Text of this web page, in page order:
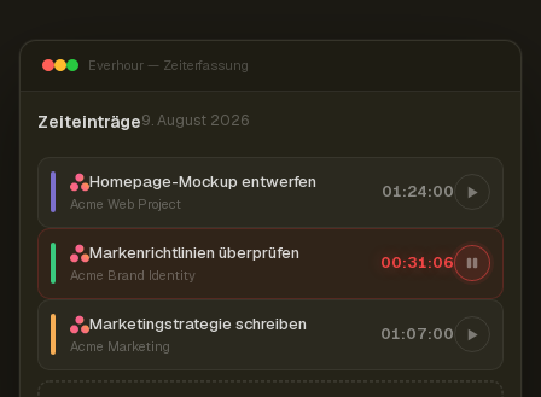
Everhour — Zeiterfassung
Zeiteinträge9. August 2026
Homepage-Mockup entwerfen
Acme Web Project
01:24:00
Markenrichtlinien überprüfen
Acme Brand Identity
00:31:07
Marketingstrategie schreiben
Acme Marketing
01:07:00